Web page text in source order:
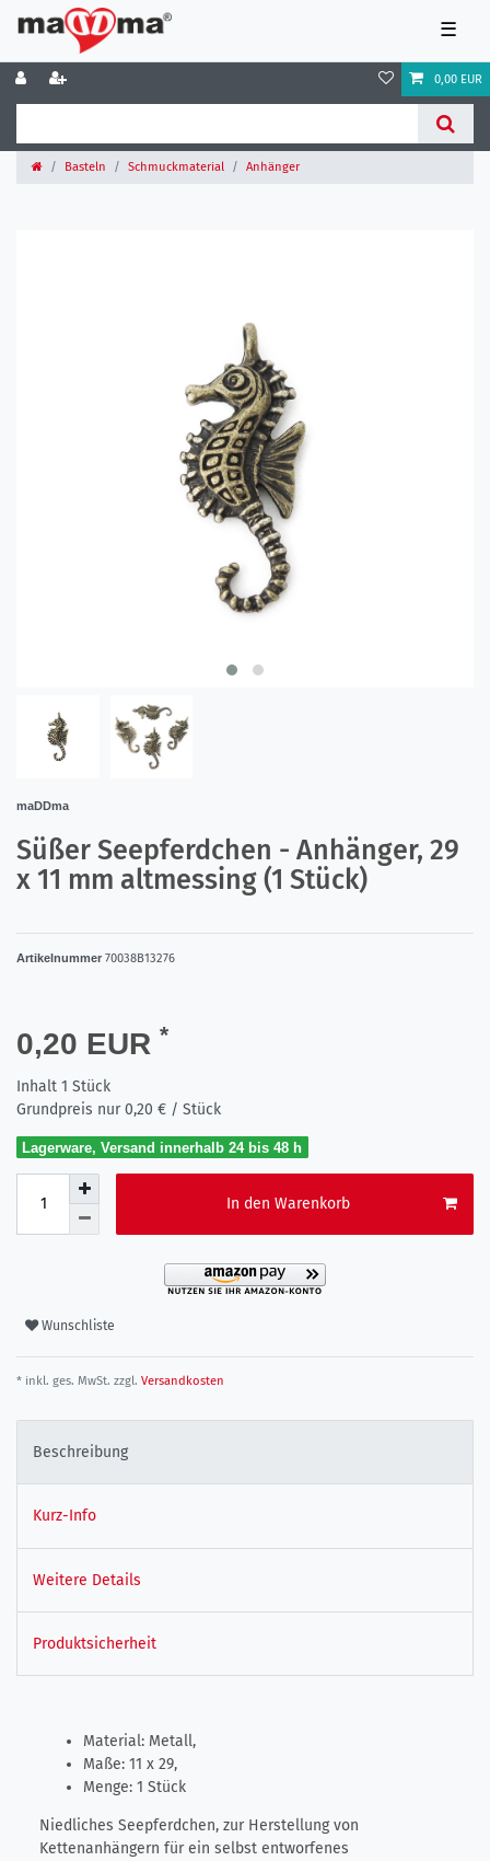
☰
0,00 EUR
Basteln Schmuckmaterial Anhänger
maDDma
Süßer Seepferdchen - Anhänger, 29
x 11 mm altmessing (1 Stück)
Artikelnummer 70038B13276
0,20 EUR *
Inhalt 1 Stück
Grundpreis nur0,20 € / Stück
Lagerware, Versand innerhalb 24 bis 48 h
In den Warenkorb
Wunschliste
* inkl. ges. MwSt. zzgl. Versandkosten
Beschreibung
Kurz-Info
Weitere Details
Produktsicherheit
Material: Metall,
Maße: 11 x 29,
​Menge: 1 Stück
Niedliches Seepferdchen, zur Herstellung von
Kettenanhängern für ein selbst entworfenes